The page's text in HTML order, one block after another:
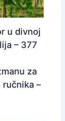
u divnoj
– 377
za
–